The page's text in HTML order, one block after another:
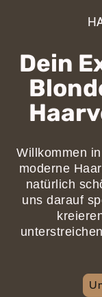
Dein
Willkommen
moderne
natürlich
uns darauf